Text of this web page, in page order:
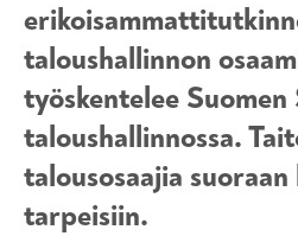
taloushallinnon
työskentelee
taloushallinnossa.
talousosaajia
tarpeisiin.